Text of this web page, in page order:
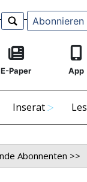
Abonnieren
E-Paper App
Inserat